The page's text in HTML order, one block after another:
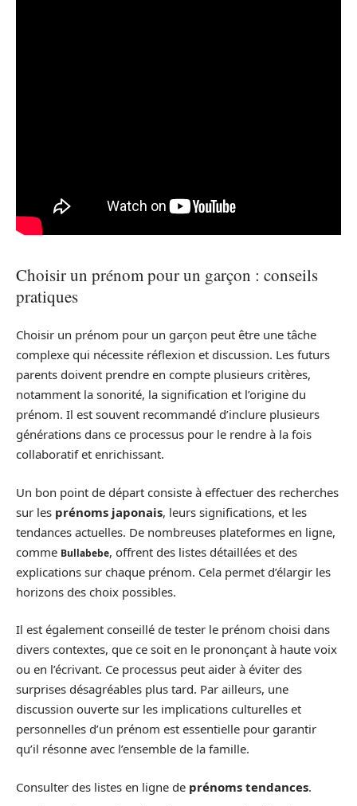
Choisir un prénom pour un garçon : conseils
pratiques
Choisir un prénom pour un garçon peut être une tâche
complexe qui nécessite réflexion et discussion. Les futurs
parents doivent prendre en compte plusieurs critères,
notamment la sonorité, la signification et l’origine du
prénom. Il est souvent recommandé d’inclure plusieurs
générations dans ce processus pour le rendre à la fois
collaboratif et enrichissant.
Un bon point de départ consiste à effectuer des recherches
sur les prénoms japonais, leurs significations, et les
tendances actuelles. De nombreuses plateformes en ligne,
comme Bullabebe, offrent des listes détaillées et des
explications sur chaque prénom. Cela permet d’élargir les
horizons des choix possibles.
Il est également conseillé de tester le prénom choisi dans
divers contextes, que ce soit en le prononçant à haute voix
ou en l’écrivant. Ce processus peut aider à éviter des
surprises désagréables plus tard. Par ailleurs, une
discussion ouverte sur les implications culturelles et
personnelles d’un prénom est essentielle pour garantir
qu’il résonne avec l’ensemble de la famille.
Consulter des listes en ligne de prénoms tendances.